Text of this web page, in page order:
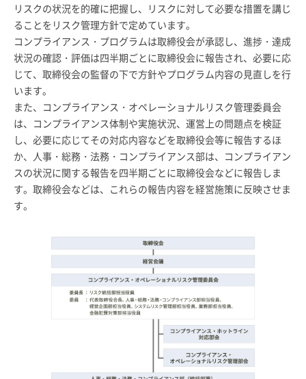
リスクの状況を的確に把握し、リスクに対して必要な措置を講じ
ることをリスク管理方針で定めています。
コンプライアンス・プログラムは取締役会が承認し、進捗・達成
状況の確認・評価は四半期ごとに取締役会に報告され、必要に応
じて、取締役会の監督の下で方針やプログラム内容の見直しを行
います。
また、コンプライアンス・オペレーショナルリスク管理委員会
は、コンプライアンス体制や実施状況、運営上の問題点を検証
し、必要に応じてその対応内容などを取締役会等に報告するほ
か、人事・総務・法務・コンプライアンス部は、コンプライアン
スの状況に関する報告を四半期ごとに取締役会などに報告しま
す。取締役会などは、これらの報告内容を経営施策に反映させま
す。